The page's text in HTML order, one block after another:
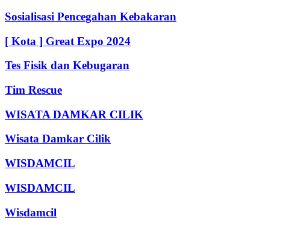
Sosialisasi Pencegahan Kebakaran
[ Kota ] Great Expo 2024
Tes Fisik dan Kebugaran
Tim Rescue
WISATA DAMKAR CILIK
Wisata Damkar Cilik
WISDAMCIL
WISDAMCIL
Wisdamcil